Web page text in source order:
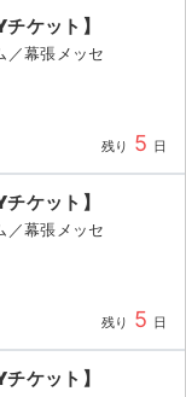
ケット】
幕張メッセ
残り 5 日
ケット】
幕張メッセ
残り 5 日
ケット】